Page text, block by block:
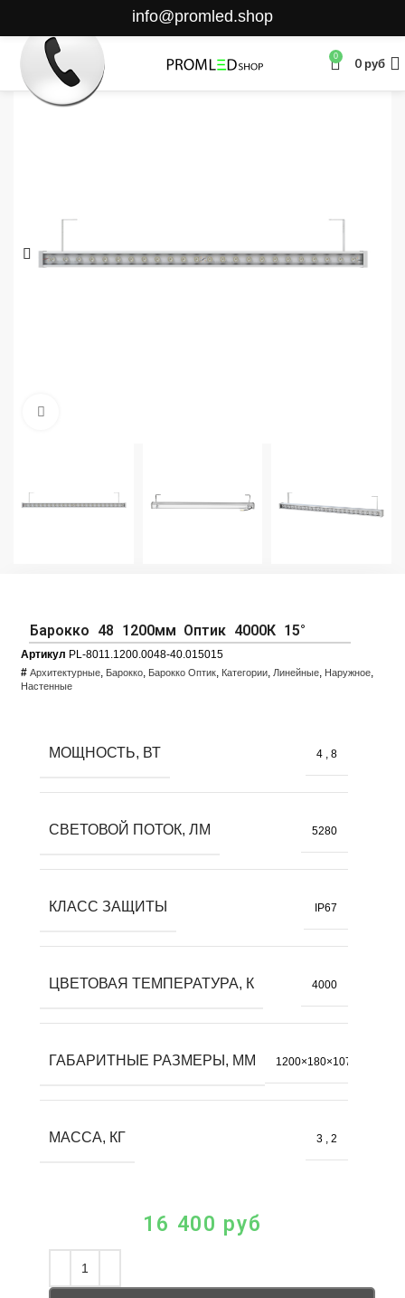
info@promled.shop
0 0руб
Барокко 48 1200мм Оптик 4000К 15°
Артикул PL-8011.1200.0048-40.015015
# Архитектурные, Барокко, Барокко Оптик, Категории, Линейные, Наружное,
Настенные
МОЩНОСТЬ, ВТ 4 , 8
СВЕТОВОЙ ПОТОК, ЛМ 5280
КЛАСС ЗАЩИТЫ IP67
ЦВЕТОВАЯ ТЕМПЕРАТУРА, К 4000
ГАБАРИТНЫЕ РАЗМЕРЫ, ММ 1200×180×107
МАССА, КГ 3 , 2
16 400 руб